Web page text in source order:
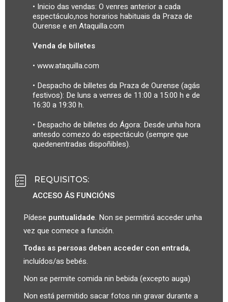
• Inicio das vendas: O venres anterior a cada
espectáculo,nos horarios habituais da Praza de
Ourense e en Ataquilla.com
Venda de billetes
• www.ataquilla.com
• Despacho de billetes da Praza de Ourense (agás
festivos): De luns a venres de 11:00 a 15:00 h e de
16:30 a 19:30 h.
• Despacho de billetes do Ágora: Desde unha hora
antesdo comezo do espectáculo (sempre que
quedenentradas dispoñibles).
REQUISITOS:
ACCESO ÁS FUNCIÓNS
Pídese puntualidade. Non se permitirá acceder unha
vez que comece a función.
Todas as persoas deben acceder con entrada,
incluídos/as bebés.
Non se permite comida nin bebida (excepto auga)
Non está permitido sacar fotos nin gravar durante a